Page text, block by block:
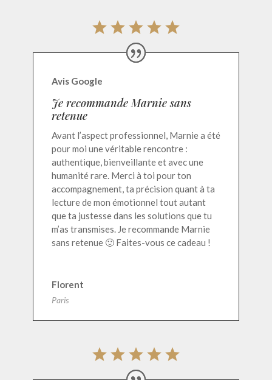
Avis Google
Je recommande Marnie sans
retenue
Avant l’aspect professionnel, Marnie a été
pour moi une véritable rencontre :
authentique, bienveillante et avec une
humanité rare. Merci à toi pour ton
accompagnement, ta précision quant à ta
lecture de mon émotionnel tout autant
que ta justesse dans les solutions que tu
m’as transmises. Je recommande Marnie
sans retenue 🙂 Faites-vous ce cadeau !
Florent
Paris